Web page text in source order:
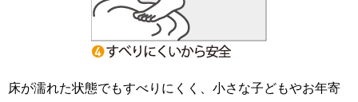
床が濡れた状態でもすべりにくく、小さな子どもやお年寄